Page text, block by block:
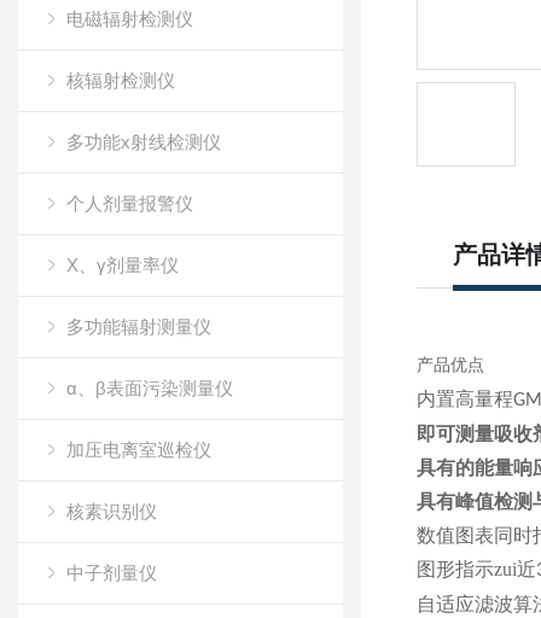
电磁辐射检测仪
核辐射检测仪
多功能x射线检测仪
个人剂量报警仪
X、γ剂量率仪
多功能辐射测量仪
α、β表面污染测量仪
加压电离室巡检仪
核素识别仪
中子剂量仪
产品详
产品优点
内置高量程GM
即可测量吸收
具有的能量响
具有峰值检测
数值图表同时
图形指示zui近
自适应滤波算